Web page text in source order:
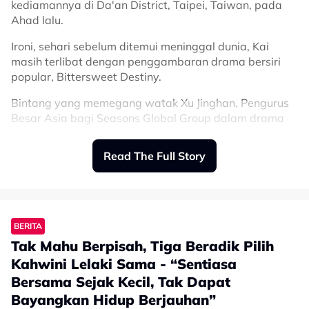
♬ original sound - alinakaymusic
Perkongsian tersebut nyata menyentuh hati netizen
yang selama ini mengenali Budak 46 sebagai seorang
kediamannya di Da'an District, Taipei, Taiwan, pada
Ahad lalu.
Ironi, sehari sebelum ditemui meninggal dunia, Kai
masih terlibat dengan penggambaran drama bersiri
popular, Bittersweet Destiny.
Bintang yang memegang watak Xu Jinghan, Pengurus
Besar Asia bagi Seasons Global Group dalam drama
Menurut Focus Taiwan, pihak berkuasa tempatan
menerima laporan mengenai kematian di sebuah
Hasil siasatan awal mendapati tiada kesan
kecederaan luaran atau tanda-tanda rumah dipecah
masuk, namun punca sebenar kematian masih dalam
siasatan.
Stesen televisyen Sanlih E-Television (SET)
Read The Full Story
BERITA
Tak Mahu Berpisah, Tiga Beradik Pilih
Kahwini Lelaki Sama - “Sentiasa
Bersama Sejak Kecil, Tak Dapat
Bayangkan Hidup Berjauhan”